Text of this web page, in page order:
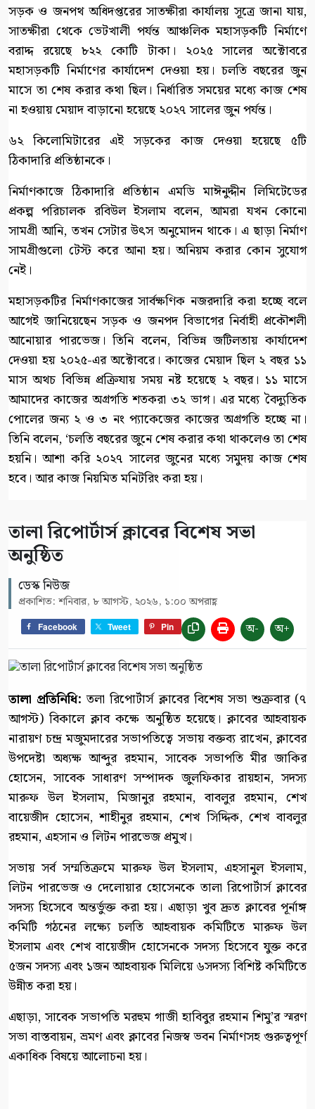
সড়ক ও জনপথ অধিদপ্তরের সাতক্ষীরা কার্যালয় সূত্রে জানা যায়,
সাতক্ষীরা থেকে ভেটখালী পর্যন্ত আঞ্চলিক মহাসড়কটি নির্মাণে
বরাদ্দ রয়েছে ৮২২ কোটি টাকা। ২০২৫ সালের অক্টোবরে
মহাসড়কটি নির্মাণের কার্যাদেশ দেওয়া হয়। চলতি বছরের জুন
মাসে তা শেষ করার কথা ছিল। নির্ধারিত সময়ের মধ্যে কাজ শেষ
না হওয়ায় মেয়াদ বাড়ানো হয়েছে ২০২৭ সালের জুন পর্যন্ত।
৬২ কিলোমিটারের এই সড়কের কাজ দেওয়া হয়েছে ৫টি
ঠিকাদারি প্রতিষ্ঠানকে।
নির্মাণকাজে ঠিকাদারি প্রতিষ্ঠান এমডি মাঈনুদ্দীন লিমিটেডের
প্রকল্প পরিচালক রবিউল ইসলাম বলেন, আমরা যখন কোনো
সামগ্রী আনি, তখন সেটার উৎস অনুমোদন থাকে। এ ছাড়া নির্মাণ
সামগ্রীগুলো টেস্ট করে আনা হয়। অনিয়ম করার কোন সুযোগ
নেই।
মহাসড়কটির নির্মাণকাজের সার্বক্ষণিক নজরদারি করা হচ্ছে বলে
আগেই জানিয়েছেন সড়ক ও জনপদ বিভাগের নির্বাহী প্রকৌশলী
আনোয়ার পারভেজ। তিনি বলেন, বিভিন্ন জটিলতায় কার্যাদেশ
দেওয়া হয় ২০২৫-এর অক্টোবরে। কাজের মেয়াদ ছিল ২ বছর ১১
মাস অথচ বিভিন্ন প্রক্রিযায় সময় নষ্ট হয়েছে ২ বছর। ১১ মাসে
আমাদের কাজের অগ্রগতি শতকরা ৩২ ভাগ। এর মধ্যে বৈদ্যুতিক
পোলের জন্য ২ ও ৩ নং প্যাকেজের কাজের অগ্রগতি হচ্ছে না।
তিনি বলেন, ‘চলতি বছরের জুনে শেষ করার কথা থাকলেও তা শেষ
হয়নি। আশা করি ২০২৭ সালের জুনের মধ্যে সমুদয় কাজ শেষ
হবে। আর কাজ নিয়মিত মনিটরিং করা হয়।
‎তালা রিপোর্টার্স ক্লাবের বিশেষ সভা
অনুষ্ঠিত
ডেস্ক নিউজ
প্রকাশিত: শনিবার, ৮ আগস্ট, ২০২৬, ১:০০ অপরাহ্ণ
Facebook Tweet Pin অ- অ+
‎তালা প্রতিনিধি: ‎তলা রিপোর্টার্স ক্লাবের বিশেষ সভা শুক্রবার (৭
আগস্ট) বিকালে ক্লাব কক্ষে অনুষ্ঠিত হয়েছে। ক্লাবের আহবায়ক
নারায়ণ চন্দ্র মজুমদারের সভাপতিত্বে সভায় বক্তব্য রাখেন, ক্লাবের
উপদেষ্টা অধ্যক্ষ আব্দুর রহমান, সাবেক সভাপতি মীর জাকির
হোসেন, সাবেক সাধারণ সম্পাদক জুলফিকার রায়হান, সদস্য
মারুফ উল ইসলাম, মিজানুর রহমান, বাবলুর রহমান, শেখ
বায়েজীদ হোসেন, শাহীনুর রহমান, শেখ সিদ্দিক, শেখ বাবলুর
রহমান, এহসান ও লিটন পারভেজ প্রমুখ।
‎সভায় সর্ব সম্মতিক্রমে মারুফ উল ইসলাম, এহসানুল ইসলাম,
লিটন পারভেজ ও দেলোয়ার হোসেনকে তালা রিপোর্টার্স ক্লাবের
সদস্য হিসেবে অন্তর্ভুক্ত করা হয়। এছাড়া খুব দ্রুত ক্লাবের পূর্নাঙ্গ
কমিটি গঠনের লক্ষ্যে চলতি আহবায়ক কমিটিতে মারুফ উল
ইসলাম এবং শেখ বায়েজীদ হোসেনকে সদস্য হিসেবে যুক্ত করে
৫জন সদস্য এবং ১জন আহবায়ক মিলিয়ে ৬সদস্য বিশিষ্ট কমিটিতে
উন্নীত করা হয়।
‎এছাড়া, সাবেক সভাপতি মরহুম গাজী হাবিবুর রহমান শিমু’র স্মরণ
সভা বাস্তবায়ন, ভ্রমণ এবং ক্লাবের নিজস্ব ভবন নির্মাণসহ গুরুত্বপূর্ণ
একাধিক বিষয়ে আলোচনা হয়।